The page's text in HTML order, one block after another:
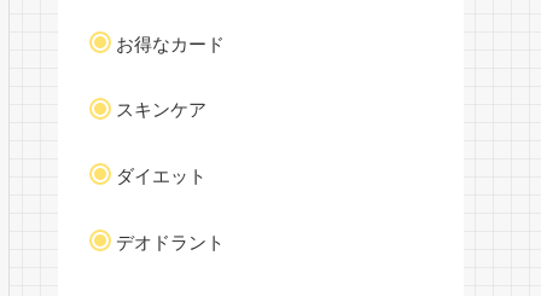
お得なカード
スキンケア
ダイエット
デオドラント